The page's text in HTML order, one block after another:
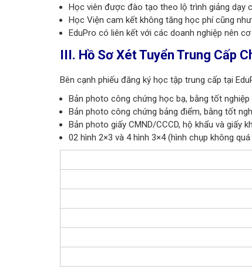
Học viên được đào tạo theo lộ trình giảng dạy
Học Viện cam kết không tăng học phí cũng
EduPro có liên kết với các doanh nghiệp nên
III. Hồ Sơ Xét Tuyển Trung Cấp
Bên cạnh phiếu đăng ký học tập trung cấp tại
Bản photo công chứng học bạ, bằng tốt nghiệp
Bản photo công chứng bảng điểm, bằng tốt
Bản photo giấy CMND/CCCD, hộ khẩu và giấy
02 hình 2×3 và 4 hình 3×4 (hình chụp không